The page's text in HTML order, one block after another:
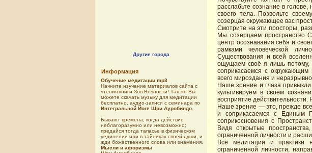
Другие города
Информация
Обучение медитации mp3
Начните изучение материалов сайта с
чтения книги Зов Вечности! Так же Вы
можете скачать музыку для медитации
бесплатно, аудио-записи с семинара по
Интегральной Йоге Шри Ауробиндо
Бывают времена, когда действие
неблагоразумно или невозможно;
предайся тогда тапасье в физическом
уединении или в тайниках своей души, и
жди божественного слова или знамения.
Мысли и афоризмы
расслабьте сознание в
своего тела. Позвольте
созерцая окружающее вас
Смотрите на эти просторы,
Мы созерцаем пространство
центр осознавания себя и
рамками человеческой
Существования и всей
ощущаем своё я лишь потому,
соприкасаемся с
всего мироздания и
Наше зрение и глаза
культивируем в своём
восприятие
Наше зрение — это, прежде
и соприкасаемся с Единым
соприкосновения с
Видя открытые
ограниченной личности и
Все медитации и практики
ограниченной личности,